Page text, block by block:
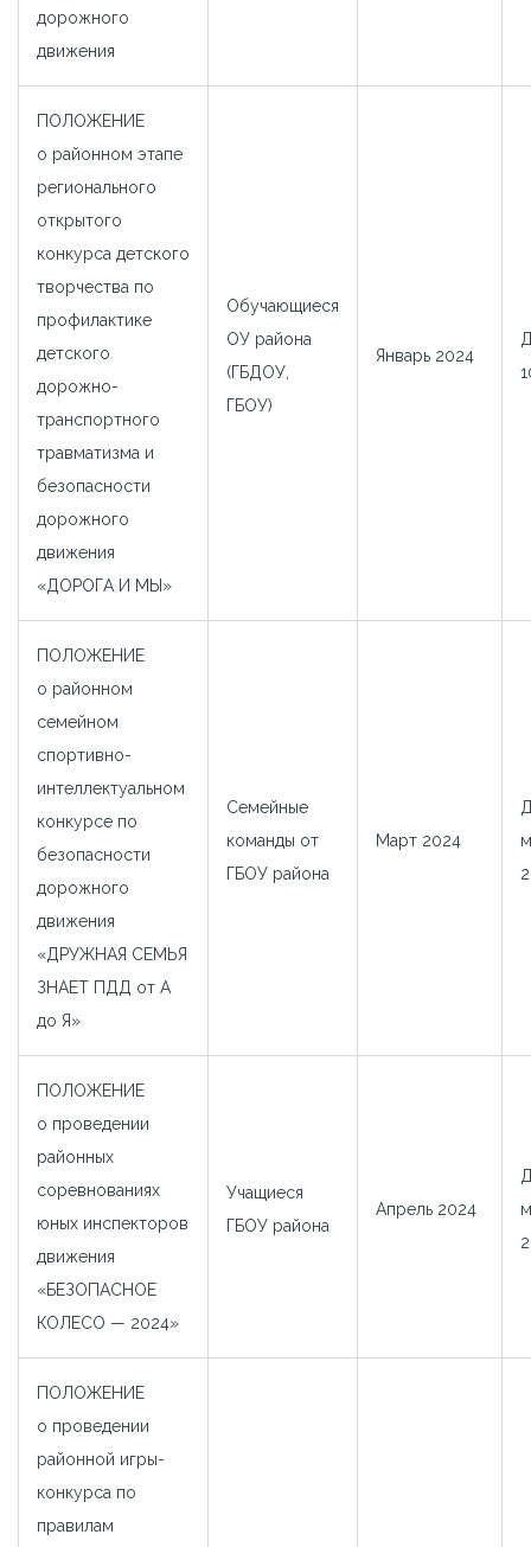
дорожного
движения
ПОЛОЖЕНИЕ
о районном этапе
регионального
открытого
конкурса детского
творчества по
профилактике
детского
дорожно-
транспортного
травматизма и
безопасности
дорожного
движения
«ДОРОГА И МЫ»
Обучающиеся
ОУ района
(ГБДОУ,
ГБОУ)
Январь 2024
ПОЛОЖЕНИЕ
o районном
семейном
спортивно-
интеллектуальном
конкурсе по
безопасности
дорожного
движения
«ДРУЖНАЯ СЕМЬЯ
ЗНАЕТ ПДД от А
до Я»
Семейные
команды от
ГБОУ района
Март 2024
ПОЛОЖЕНИЕ
о проведении
районных
соревнованиях
юных инспекторов
движения
«БЕЗОПАСНОЕ
КОЛЕСО — 2024»
Учащиеся
ГБОУ района
Апрель 2024
ПОЛОЖЕНИЕ
о проведении
районной игры-
конкурса по
правилам